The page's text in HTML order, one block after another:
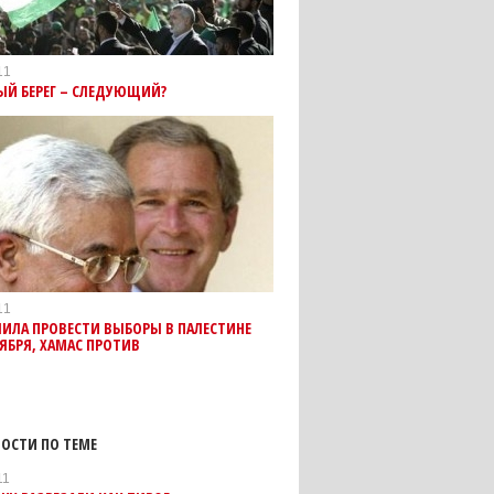
БЕРЕГ – СЛЕДУЮЩИЙ?
ПРОВЕСТИ ВЫБОРЫ В ПАЛЕСТИНЕ
ХАМАС ПРОТИВ
ПО ТЕМЕ